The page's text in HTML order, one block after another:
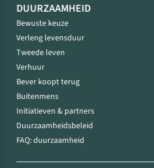
DUURZAAMHEID
Bewuste keuze
Verleng levensduur
Tweede leven
Verhuur
Bever koopt terug
Buitenmens
Initiatieven & partners
Duurzaamheidsbeleid
FAQ: duurzaamheid